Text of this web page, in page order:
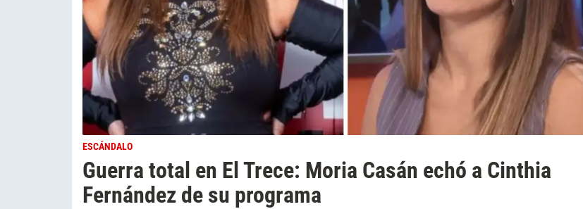
ESCÁNDALO
Guerra total en El Trece: Moria Casán echó a Cinthia
Fernández de su programa